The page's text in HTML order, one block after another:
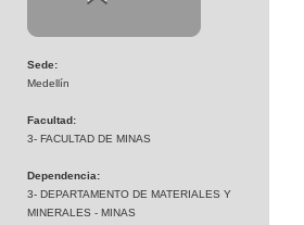
Sede:
Medellín
Facultad:
3- FACULTAD DE MINAS
Dependencia:
3- DEPARTAMENTO DE MATERIALES Y
MINERALES - MINAS